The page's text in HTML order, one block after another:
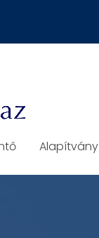
Alapítvány